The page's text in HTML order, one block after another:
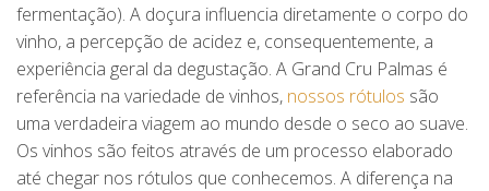
fermentação). A doçura influencia diretamente o corpo do
vinho, a percepção de acidez e, consequentemente, a
experiência geral da degustação. A Grand Cru Palmas é
referência na variedade de vinhos, nossos rótulos são
uma verdadeira viagem ao mundo desde o seco ao suave.
Os vinhos são feitos através de um processo elaborado
até chegar nos rótulos que conhecemos. A diferença na